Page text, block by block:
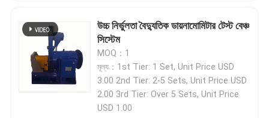
উচ্চ নির্ভুলতা বৈদ্যুতিক ডায়নামোমিটার টেস্ট বেঞ্চ
সিস্টেম
MOQ：1
মূল্য：1st Tier: 1 Set, Unit Price USD
3.00 2nd Tier: 2-5 Sets, Unit Price USD
2.00 3rd Tier: Over 5 Sets, Unit Price
USD 1.00